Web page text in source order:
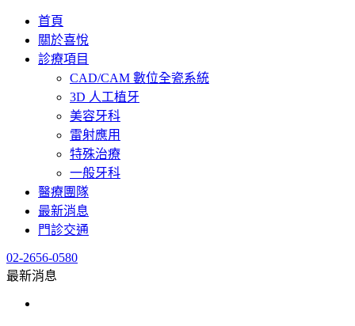
首頁
關於喜悅
診療項目
CAD/CAM 數位全瓷系統
3D 人工植牙
美容牙科
雷射應用
特殊治療
一般牙科
醫療團隊
最新消息
門診交通
02-2656-0580
最新消息